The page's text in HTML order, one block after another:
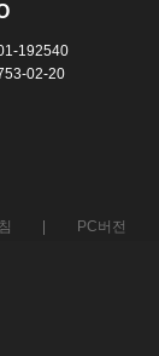
192540
02-20
PC버전